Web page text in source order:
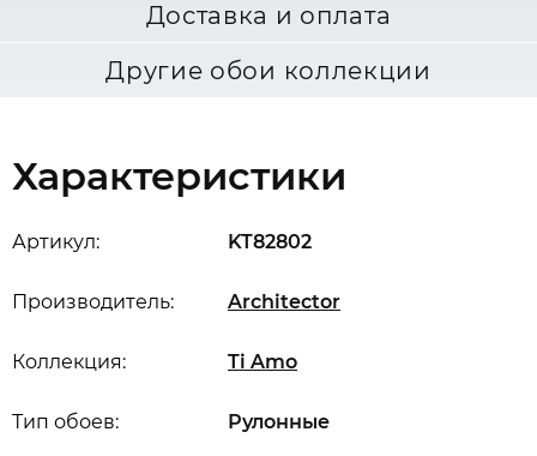
Доставка и оплата
Другие обои коллекции
Характеристики
Артикул: KT82802
Производитель: Architector
Коллекция: Ti Amo
Тип обоев: Рулонные